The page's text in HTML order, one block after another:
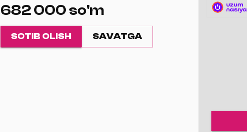
gacha
Polling Rate:1000 Hz
Switchlar:Razer™ Optical Mouse Switches Gen-2, ≈ 70
million bosishga bardoshli
682 000 so'm
SOTIB OLISH SAVATGA